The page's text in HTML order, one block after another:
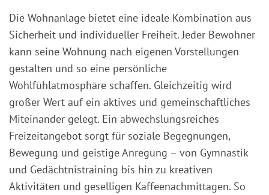
Die Wohnanlage bietet eine ideale Kombination aus
Sicherheit und individueller Freiheit. Jeder Bewohner
kann seine Wohnung nach eigenen Vorstellungen
gestalten und so eine persönliche
Wohlfühlatmosphäre schaffen. Gleichzeitig wird
großer Wert auf ein aktives und gemeinschaftliches
Miteinander gelegt. Ein abwechslungsreiches
Freizeitangebot sorgt für soziale Begegnungen,
Bewegung und geistige Anregung – von Gymnastik
und Gedächtnistraining bis hin zu kreativen
Aktivitäten und geselligen Kaffeenachmittagen. So